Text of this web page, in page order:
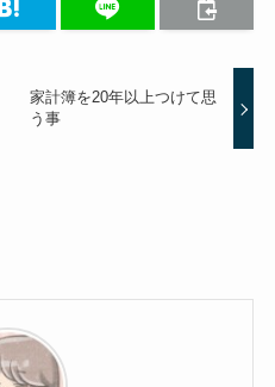
家計簿を20年以上つけて思
う事